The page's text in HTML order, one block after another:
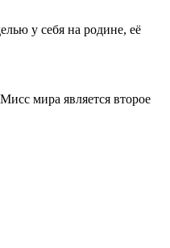
у себя на родине, её
мира является второе